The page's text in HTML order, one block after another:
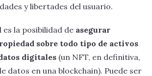
y libertades del usuario.
la posibilidad de asegurar
sobre todo tipo de activos
digitales (un NFT, en definitiva,
datos en una blockchain). Puede ser